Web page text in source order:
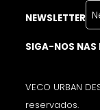
NEWSLETTER
SIGA-NOS NAS
VECO URBAN
reservados.